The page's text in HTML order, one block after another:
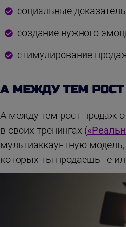
социальные
создание нужного
стимулирование
А МЕЖДУ ТЕМ РОСТ
А между тем рост продаж
в своих тренингах (
мультиаккаунтную модель,
которых ты продаешь те